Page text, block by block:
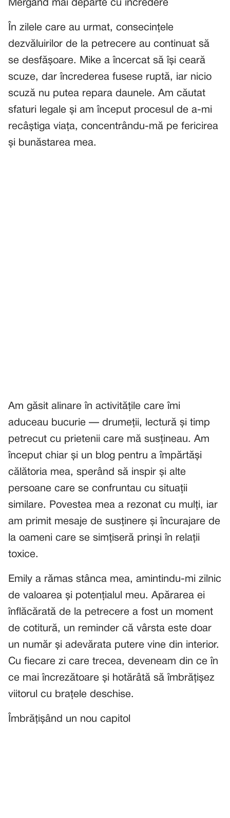
Mergând mai departe cu încredere
În zilele care au urmat, consecințele
dezvăluirilor de la petrecere au continuat să
se desfășoare. Mike a încercat să își ceară
scuze, dar încrederea fusese ruptă, iar nicio
scuză nu putea repara daunele. Am căutat
sfaturi legale și am început procesul de a-mi
recâștiga viața, concentrându-mă pe fericirea
și bunăstarea mea.
Am găsit alinare în activitățile care îmi
aduceau bucurie — drumeții, lectură și timp
petrecut cu prietenii care mă susțineau. Am
început chiar și un blog pentru a împărtăși
călătoria mea, sperând să inspir și alte
persoane care se confruntau cu situații
similare. Povestea mea a rezonat cu mulți, iar
am primit mesaje de susținere și încurajare de
la oameni care se simțiseră prinși în relații
toxice.
Emily a rămas stânca mea, amintindu-mi zilnic
de valoarea și potențialul meu. Apărarea ei
înflăcărată de la petrecere a fost un moment
de cotitură, un reminder că vârsta este doar
un număr și adevărata putere vine din interior.
Cu fiecare zi care trecea, deveneam din ce în
ce mai încrezătoare și hotărâtă să îmbrățișez
viitorul cu brațele deschise.
Îmbrățișând un nou capitol